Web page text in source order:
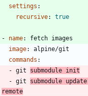
settings :
recursive: true
- name:
fetch images
image:
alpine/git
commands :
- git submodule init
- git submodule
remote